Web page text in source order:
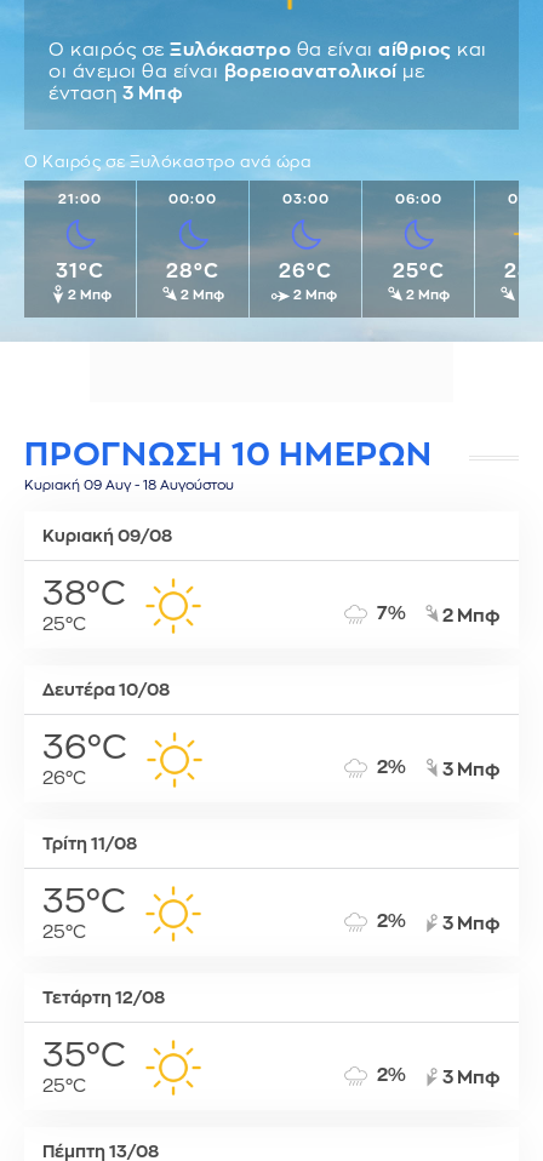
Ο καιρός σε Ξυλόκαστρο θα είναι αίθριος και
οι άνεμοι θα είναι βορειοανατολικοί με
ένταση 3 Μπφ
Ο Καιρός σε Ξυλόκαστρο ανά ώρα
21:00
31°C
2 Μπφ
00:00
28°C
2 Μπφ
03:00
26°C
2 Μπφ
06:00
25°C
2 Μπφ
ΠΡΟΓΝΩΣΗ 10 ΗΜΕΡΩΝ
Κυριακή 09 Αυγ - 18 Αυγούστου
Κυριακή 09/08
38°C
25°C
7% 2 Μπφ
Δευτέρα 10/08
36°C
26°C
2% 3 Μπφ
Τρίτη 11/08
35°C
25°C
2% 3 Μπφ
Τετάρτη 12/08
35°C
25°C
2% 3 Μπφ
Πέμπτη 13/08